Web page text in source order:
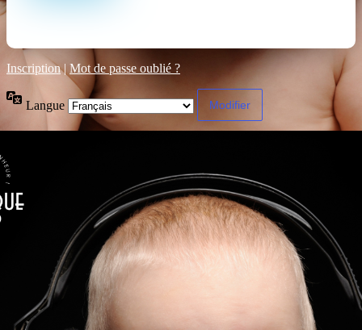
Inscription| Mot de passe oublié ?
Langue